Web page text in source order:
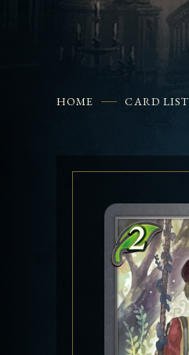
HOME CARD LIST